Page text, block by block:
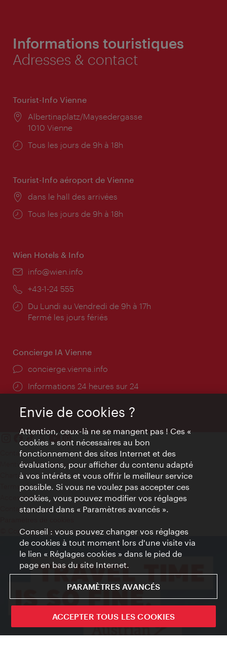
Informations touristiques
Adresses & contact
Tourist-Info Vienne
Lieu:
Albertinaplatz/Maysedergasse
1010 Vienne
Horaires
Tous les jours de 9h à 18h
Tourist-Info aéroport de Vienne
Lieu:
dans le hall des arrivées
Horaires
Tous les jours de 9h à 18h
Wien Hotels & Info
E-
info@wien.info
Téléphone:
+43-1-24 555
Horaires
d'ouverture:
Du Lundi au Vendredi de 9h à 17h
Fermé les jours fériés
Concierge IA Vienne
Ort:
concierge.vienna.info
Öffnungszeiten:
Informations 24 heures sur 24
Contact
Mentions obligatoires
Charte sur le respect de la vie privée
Terms of Use
Accessibilité
Contact presse
© Copyright WienTourismus
Envie de cookies ?
Attention, ceux-là ne se mangent pas ! Ces «
cookies » sont nécessaires au bon
fonctionnement des sites Internet et des
évaluations, pour afficher du contenu adapté
à vos intérêts et vous offrir le meilleur service
possible. Si vous ne voulez pas accepter ces
cookies, vous pouvez modifier vos réglages
standard dans « Paramètres avancés ».
Conseil : vous pouvez changer vos réglages
de cookies à tout moment lors d'une visite via
le lien « Réglages cookies » dans le pied de
page en bas du site Internet.
PARAMÈTRES AVANCÉS
ACCEPTER TOUS LES COOKIES